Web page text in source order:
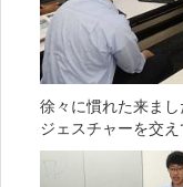
徐々に慣れた来まし
ジェスチャーを交え